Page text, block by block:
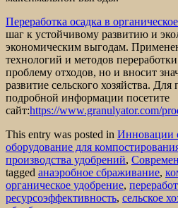
Переработка осадка в
шаг к устойчивому развитию и
экономическим выгодам.
технологий и методов
проблему отходов, но и вносит
развитие сельского хозяйства. Для
подробной информации посетите
сайт:https://www.granulyator.com/
This entry was posted in Инновации
оборудование для
производства удобрений,
tagged анаэробное сбраживание,
органическое удобрение,
ресурсоэффективность, сельское